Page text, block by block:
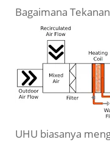
Bagaimana
UHU biasanya